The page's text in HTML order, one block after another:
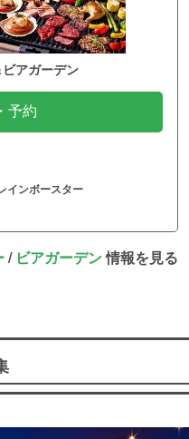
アガーデン
予約
インボースター
/ ビアガーデン情報を見る